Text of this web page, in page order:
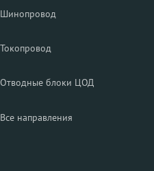
Шинопровод
Токопровод
Отводные блоки ЦОД
Все направления